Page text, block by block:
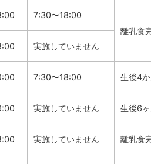
7:30〜18:00
離乳食
実施していません
7:30〜18:00 生後4
実施していません 生後6
実施していません 離乳食